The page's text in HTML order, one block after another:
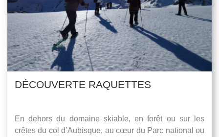
DÉCOUVERTE RAQUETTES
En dehors du domaine skiable, en forêt ou sur les
crêtes du col d’Aubisque, au cœur du Parc national ou